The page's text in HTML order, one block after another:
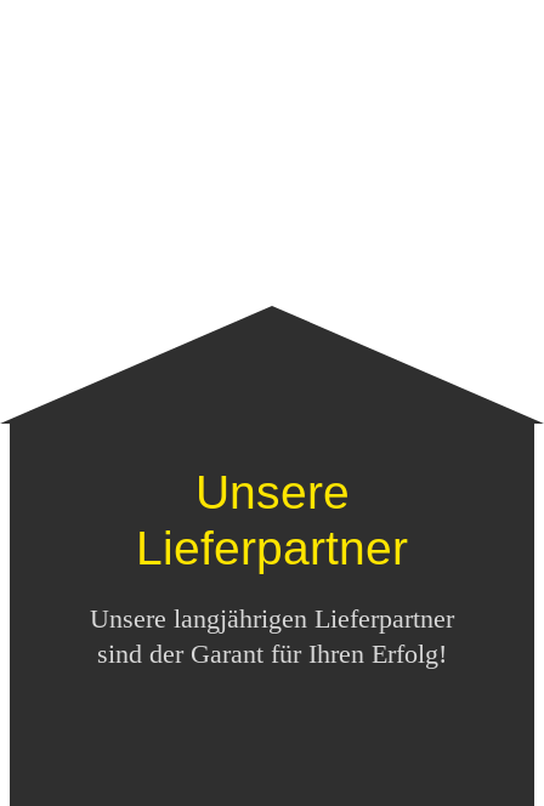
Unsere
Lieferpartner
Unsere langjährigen Lieferpartner
sind der Garant für Ihren Erfolg!